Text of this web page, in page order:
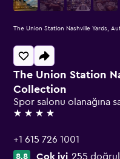
The Union Station
Collection
Spor salonu olanağına
4 yıldız
+1 615 726 1001
8,8 Çok iyi 255
The Union Station Nashville Yards,